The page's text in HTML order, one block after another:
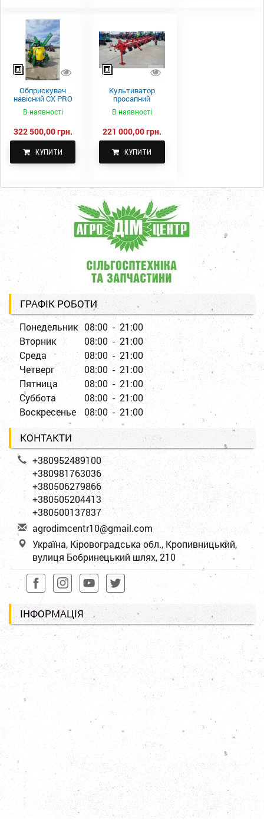
Обприскувач
навісний CX PRO
В наявності
322 500,00 грн.
КУПИТИ
Культиватор
просапний
КПН-5,6-05
В наявності
221 000,00 грн.
КУПИТИ
ГРАФІК РОБОТИ
Понедельник 08:00 - 21:00
Вторник
08:00 - 21:00
Среда
08:00 - 21:00
Четверг
08:00 - 21:00
Пятница
08:00 - 21:00
Суббота
08:00 - 21:00
Воскресенье
08:00 - 21:00
КОНТАКТИ
+380952489100
+380981763036
+380506279866
+380505204413
+380500137837
agrodimcentr10@gmail.com
Україна, Кіровоградська обл., Кропивницький,
вулиця Бобринецький шлях, 210
ІНФОРМАЦІЯ